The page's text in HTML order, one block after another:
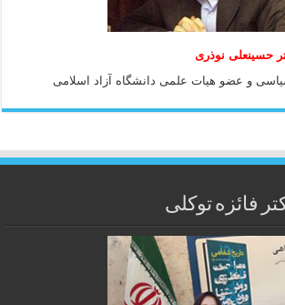
نوذری
و عضو هيات علمی دانشگاه آزاد اسلامی
فائزه توکلی